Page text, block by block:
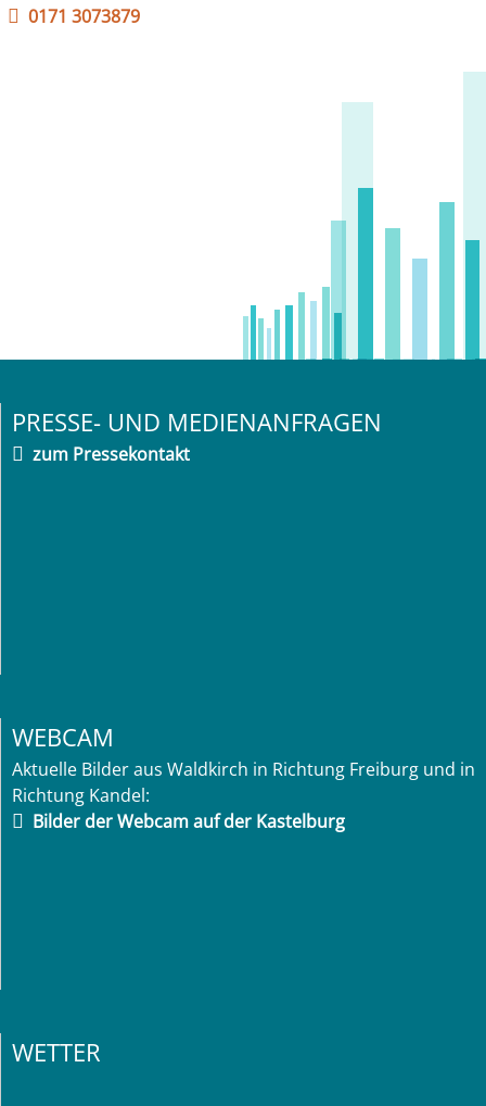
0171 3073879
PRESSE- UND MEDIENANFRAGEN
zum Pressekontakt
WEBCAM
Aktuelle Bilder aus Waldkirch in Richtung Freiburg und in
Richtung Kandel:
Bilder der Webcam auf der Kastelburg
WETTER